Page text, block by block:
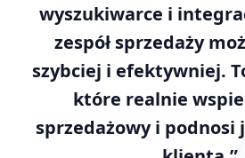
wyszukiwarce i
zespół sprzedaży
szybciej i efektywniej.
które realnie
sprzedażowy i podnosi